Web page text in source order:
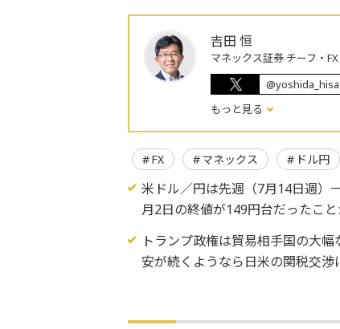
吉田 恒
マネックス証券 チーフ・
もっと見る
FX マネックス ドル円
米ドル／円は先週（7月14日週）
月2日の終値が149円台だったこ
トランプ政権は貿易相手国の大
安が続くようなら日米の関税交渉